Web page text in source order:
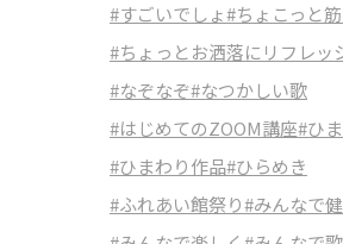
#すごいでしょ#ちょこっと
#ちょっとお洒落にリフレッ
#なぞなぞ#なつかしい歌
#はじめてのZOOM講座#ひ
#ひまわり作品#ひらめき
#ふれあい館祭り#みんなで